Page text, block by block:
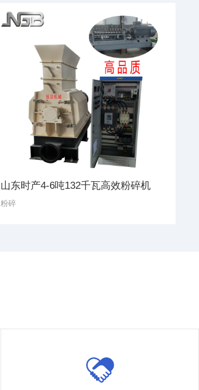
山东时产4-6吨132千瓦高效粉碎机
粉碎